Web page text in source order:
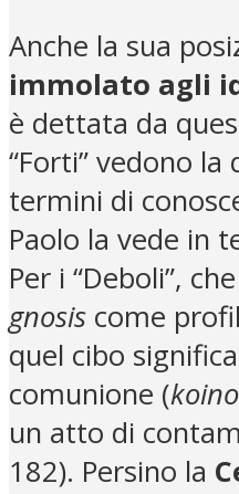
Anche la sua
immolato agli
è dettata da
“Forti” vedono la
termini di
Paolo la vede in
Per i “Deboli”,
gnosis come
quel cibo
comunione (
un atto di
182). Persino la